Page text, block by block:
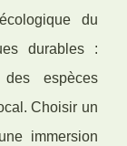
du
durables :
des espèces
Choisir un
immersion